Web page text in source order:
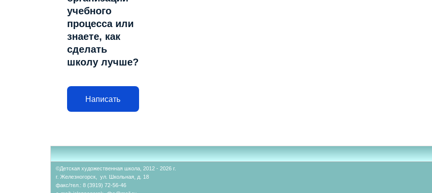
учебного
процесса или
знаете, как
сделать
школу лучше?
Написать
©Детская художественная школа, 2012 - 2026 г.
г. Железногорск, ул. Школьная, д. 18
факс/тел.: 8 (3919) 72-56-46